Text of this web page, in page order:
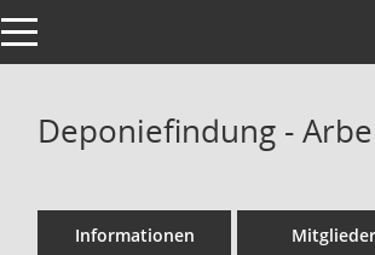
Toggle navigation
Deponiefindung -
Informationen Mitglieder